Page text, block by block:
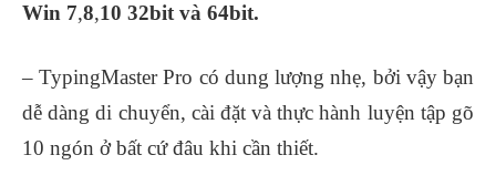
Win 7,8,10 32bit và 64bit.
– TypingMaster Pro có dung lượng nhẹ, bởi vậy bạn
dễ dàng di chuyển, cài đặt và thực hành luyện tập gõ
10 ngón ở bất cứ đâu khi cần thiết.